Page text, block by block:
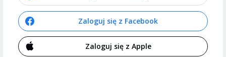
Zaloguj się z Facebook
Zaloguj się z Apple